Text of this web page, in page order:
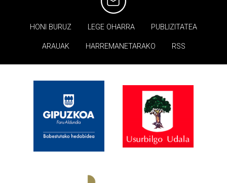
HONI BURUZ LEGE OHARRA PUBLIZITATEA
ARAUAK HARREMANETARAKO RSS